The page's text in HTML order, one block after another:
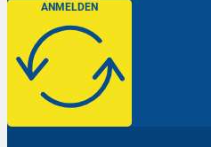
ANMELDEN